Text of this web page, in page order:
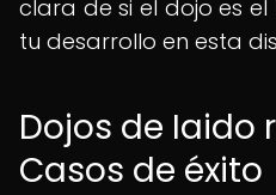
clara de si el dojo es
tu desarrollo en esta
Dojos de Iaido
Casos de éxito